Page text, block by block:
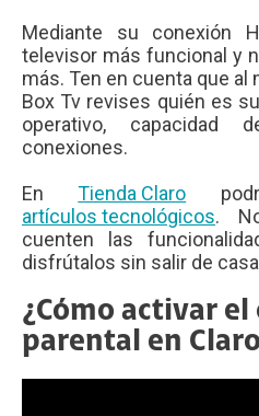
Mediante su conexión
televisor más funcional y
más. Ten en cuenta que
Box Tv revises quién es
operativo, capacidad
conexiones.
EnTienda Claro
artículos tecnológicos.
cuenten las
disfrútalos sin salir de
¿Cómo activar el
parental en